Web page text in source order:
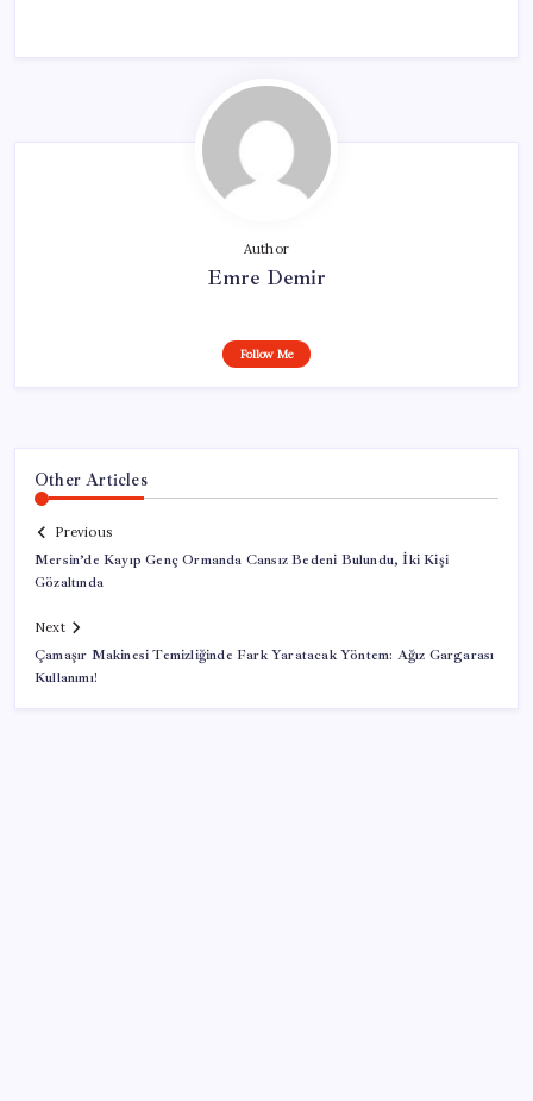
Author
Emre Demir
Follow Me
Other Articles
Previous
Mersin’de Kayıp Genç Ormanda Cansız Bedeni Bulundu, İki Kişi
Gözaltında
Next
Çamaşır Makinesi Temizliğinde Fark Yaratacak Yöntem: Ağız Gargarası
Kullanımı!